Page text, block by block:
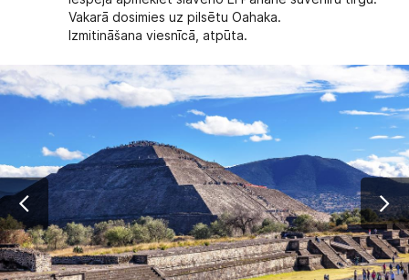
Vakarā dosimies uz pilsētu Oahaka.
Izmitināšana viesnīcā, atpūta.